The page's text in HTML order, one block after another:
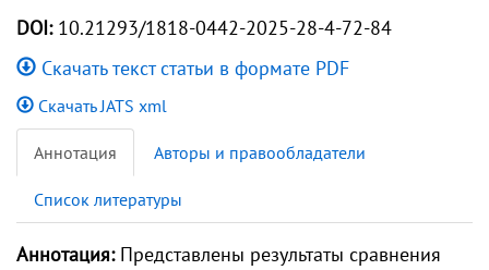
DOI:10.21293/1818-0442-2025-28-4-72-84
Скачать текст статьи в формате PDF
Скачать JATS xml
Аннотация Авторы и правообладатели
Список литературы
Аннотация:Представлены результаты сравнения